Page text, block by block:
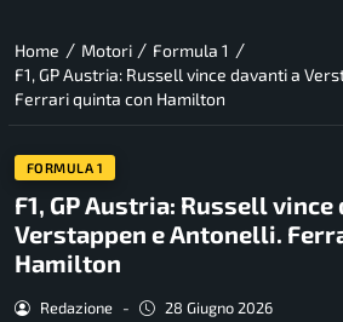
Home / Motori / Formula 1 /
F1, GP Austria: Russell vince davanti a
Ferrari quinta con Hamilton
FORMULA 1
F1, GP Austria: Russell vince
Verstappen e Antonelli.
Hamilton
Redazione - 28 Giugno 2026